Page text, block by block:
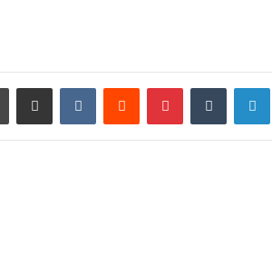
لينكدإن بينتيريست مشاركة